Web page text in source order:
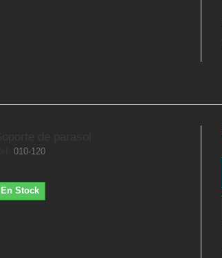
010-120
En Stock